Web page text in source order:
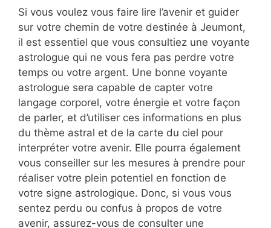
Si vous voulez vous faire lire l’avenir et guider
sur votre chemin de votre destinée à Jeumont,
il est essentiel que vous consultiez une voyante
astrologue qui ne vous fera pas perdre votre
temps ou votre argent. Une bonne voyante
astrologue sera capable de capter votre
langage corporel, votre énergie et votre façon
de parler, et d’utiliser ces informations en plus
du thème astral et de la carte du ciel pour
interpréter votre avenir. Elle pourra également
vous conseiller sur les mesures à prendre pour
réaliser votre plein potentiel en fonction de
votre signe astrologique. Donc, si vous vous
sentez perdu ou confus à propos de votre
avenir, assurez-vous de consulter une